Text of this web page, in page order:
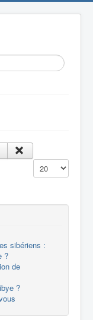
Affichage #
sibériens :
?
de
?